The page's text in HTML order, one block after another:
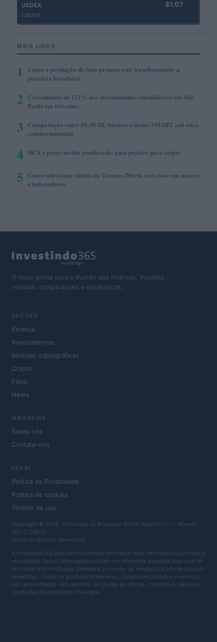
USDEX
(USDEX)
$1.07
MAIS LIDOS
1
Como a produção de feno próprio está transformando a
pecuária brasileira
2 Crescimento de 131% nos investimentos imobiliários em São
Paulo em três anos
3 Comparação entre 50-30-20, buckets e metas SMART sob ótica
comportamental
4 DCA e preço médio ponderado: guia prático para cripto
5 Como selecionar títulos do Tesouro Direto com base em prazos
e indexadores
O novo portal para o mundo das finanças. Insights,
notícias, comparações e estatísticas.
SEÇÕES
Finança
Investimentos
Moedas criptográficas
Crypto
Fisco
News
MAGAZINE
Sobre nós
Contate-nos
LEGAL
Política de Privacidade
Política de cookies
Termos de uso
Copyright © 2026 · Publicado no Brasil por AdHub Media S.r.l. — Número
REA 2729933
Todos os direitos reservados
A Investindo365 está comprometida em manter suas informações precisas e
atualizadas. Essas informações podem ser diferentes daquelas que você vê
ao visitar uma instituição financeira, provedor de serviços ou site de produto
específico. Todos os produtos financeiros, compra de produtos e serviços
são apresentados sem garantia. Ao avaliar as ofertas, consulte os termos e
condições da instituição financeira.